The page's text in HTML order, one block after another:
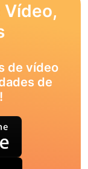
Vídeo,
de vídeo
de